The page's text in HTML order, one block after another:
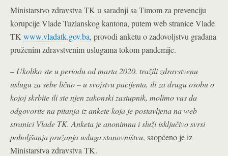
Ministarstvo zdravstva TK u saradnji sa Timom za prevenciju
korupcije Vlade Tuzlanskog kantona, putem web stranice Vlade
TK www.vladatk.gov.ba, provodi anketu o zadovoljstvu građana
pruženim zdravstvenim uslugama tokom pandemije.
– Ukoliko ste u periodu od marta 2020. tražili zdravstvenu
uslugu za sebe lično – u svojstvu pacijenta, ili za drugu osobu o
kojoj skrbite ili ste njen zakonski zastupnik, molimo vas da
odgovorite na pitanja iz ankete koja je postavljena na web
stranici Vlade TK. Anketa je anonimna i služi isključivo svrsi
poboljšanja pružanja usluga stanovništvu, saopćeno je iz
Ministarstva zdravstva TK.